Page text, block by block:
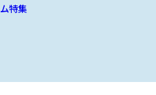
ム特集